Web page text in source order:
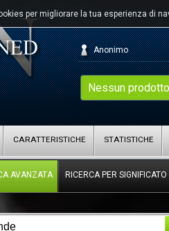
per migliorare la tua esperienza di
Nessun
Anonimo
CARATTERISTICHE STATISTICHE
AVANZATA RICERCA PER SIGNIFICATO